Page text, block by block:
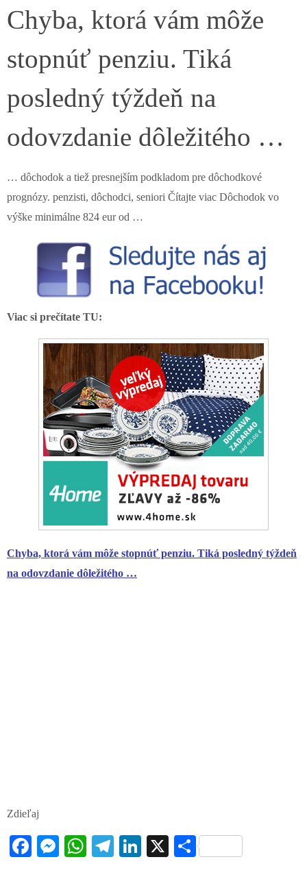
Chyba, ktorá vám môže
stopnúť penziu. Tiká
posledný týždeň na
odovzdanie dôležitého …
… dôchodok a tiež presnejším podkladom pre dôchodkové
prognózy. penzisti, dôchodci, seniori Čítajte viac Dôchodok vo
výške minimálne 824 eur od …
Viac si prečítate TU:
Chyba, ktorá vám môže stopnúť penziu. Tiká posledný týždeň
na odovzdanie dôležitého …
Zdieľaj
Fa M
W
Te
Li X S